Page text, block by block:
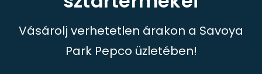
Vásárolj verhetetlen árakon a Savoya
Park Pepco üzletében!